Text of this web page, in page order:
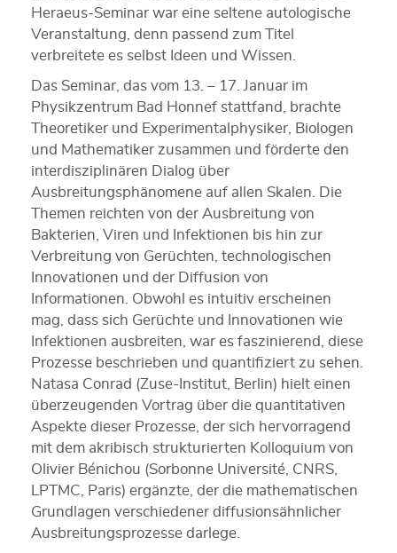
Heraeus-Seminar war eine seltene autologische
Veranstaltung, denn passend zum Titel
verbreitete es selbst Ideen und Wissen.
Das Seminar, das vom 13. – 17. Januar im
Physikzentrum Bad Honnef stattfand, brachte
Theoretiker und Experimentalphysiker, Biologen
und Mathematiker zusammen und förderte den
interdisziplinären Dialog über
Ausbreitungsphänomene auf allen Skalen. Die
Themen reichten von der Ausbreitung von
Bakterien, Viren und Infektionen bis hin zur
Verbreitung von Gerüchten, technologischen
Innovationen und der Diffusion von
Informationen. Obwohl es intuitiv erscheinen
mag, dass sich Gerüchte und Innovationen wie
Infektionen ausbreiten, war es faszinierend, diese
Prozesse beschrieben und quantifiziert zu sehen.
Natasa Conrad (Zuse-Institut, Berlin) hielt einen
überzeugenden Vortrag über die quantitativen
Aspekte dieser Prozesse, der sich hervorragend
mit dem akribisch strukturierten Kolloquium von
Olivier Bénichou (Sorbonne Université, CNRS,
LPTMC, Paris) ergänzte, der die mathematischen
Grundlagen verschiedener diffusionsähnlicher
Ausbreitungsprozesse darlege.